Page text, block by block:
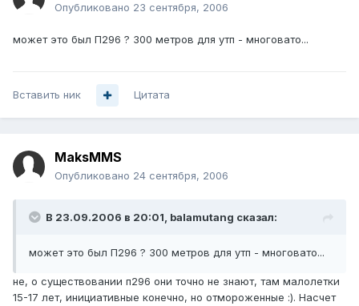
Опубликовано 23 сентября, 2006
может это был П296 ? 300 метров для утп - многовато...
Вставить ник Цитата
MaksMMS
Опубликовано 24 сентября, 2006
В 23.09.2006 в 20:01, balamutang сказал:
может это был П296 ? 300 метров для утп - многовато...
не, о существовании п296 они точно не знают, там малолетки
15-17 лет, инициативные конечно, но отмороженные :). Насчет